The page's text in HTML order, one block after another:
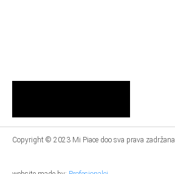
Copyright © 2023 Mi Piace doo sva prava zadržana